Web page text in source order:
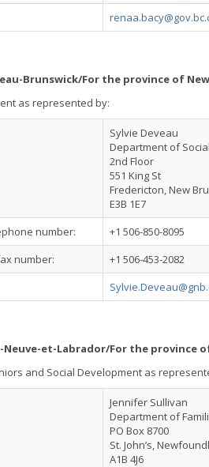
Brunswick/For the province of
as represented by:
Sylvie Deveau
Department of
2nd Floor
551 King St
Fredericton, New
E3B 1E7
number:
+1 506-850-8095
number:
+1 506-453-2082
Neuve-et-Labrador/For the province
and Social Development as
Jennifer Sullivan
Department of
PO Box 8700
St. John’s,
A1B 4J6